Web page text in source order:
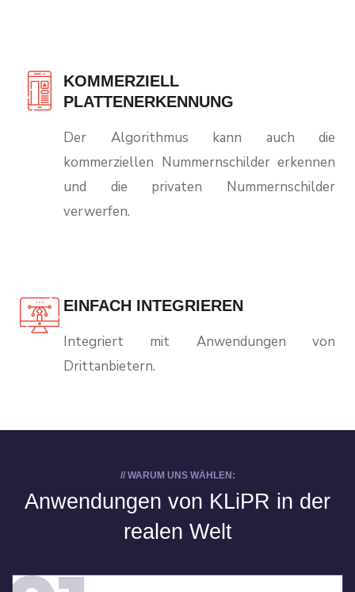
KOMMERZIELL
PLATTENERKENNUNG
Der Algorithmus kann auch die
kommerziellen Nummernschilder erkennen
und die privaten Nummernschilder
verwerfen.
EINFACH INTEGRIEREN
Integriert mit Anwendungen von
Drittanbietern.
// WARUM UNS WÄHLEN:
Anwendungen von KLiPR in der
realen Welt